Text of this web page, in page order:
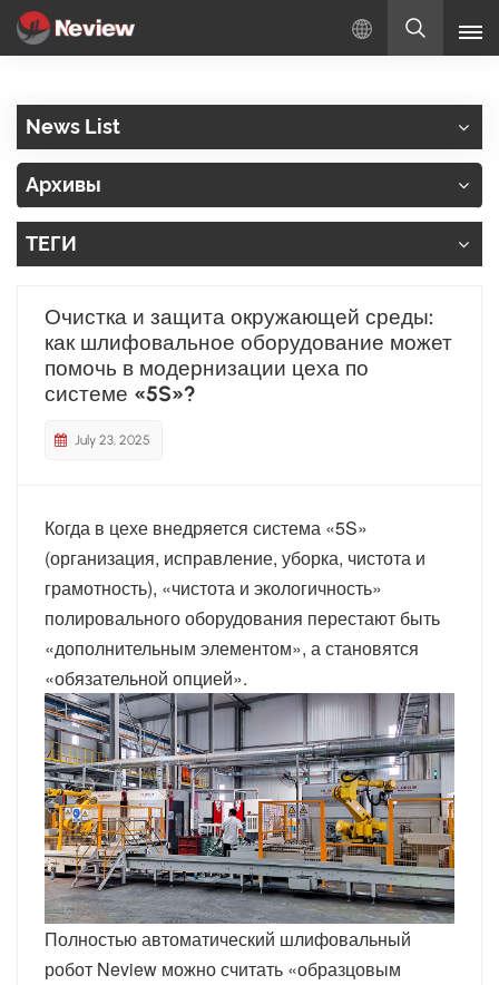
Русский
بالعربية
News List
Архивы
ТЕГИ
Очистка и защита окружающей среды:
как шлифовальное оборудование может
помочь в модернизации цеха по
системе «5S»?
July 23, 2025
Когда в цехе внедряется система «5S»
(организация, исправление, уборка, чистота и
грамотность), «чистота и экологичность»
полировального оборудования перестают быть
«дополнительным элементом», а становятся
«обязательной опцией».
Полностью автоматический шлифовальный
робот Neview можно считать «образцовым